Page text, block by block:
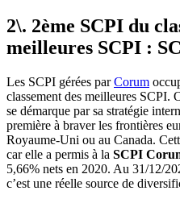
2\. 2ème SCPI du
meilleures SCPI :
Les SCPI gérées parCorum
classement des meilleures SCPI.
se démarque par sa stratégie
première à braver les frontières
Royaume-Uni ou au Canada.
car elle a permis à la SCPI
5,66% nets en 2020. Au 31/12/
c’est une réelle source de